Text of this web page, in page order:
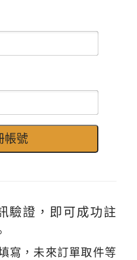
驗證，即可成功註
寫，未來訂單取件等